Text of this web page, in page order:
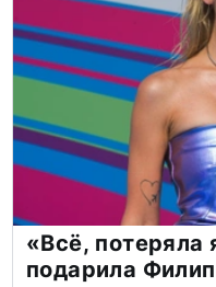
«Всё,
подарила